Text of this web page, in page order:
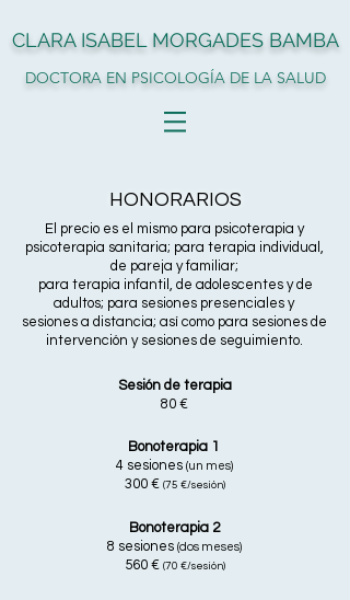
CLARA ISABEL MORGADES BAMBA
DOCTORA EN PSICOLOGÍA DE LA SALUD
HONORARIOS
El precio es el mismo para psicoterapia y
psicoterapia sanitaria; para terapia individual,
de pareja y familiar;
para terapia infantil, de adolescentes y de
adultos; para sesiones presenciales y
sesiones a distancia; así como para sesiones de
intervención y sesiones de seguimiento.
Sesión de terapia
80 €
Bonoterapia 1
4 sesiones (un mes)
300 € (75 €/sesión)
Bonoterapia 2
8 sesiones (dos meses)
560 € (70 €/sesión)